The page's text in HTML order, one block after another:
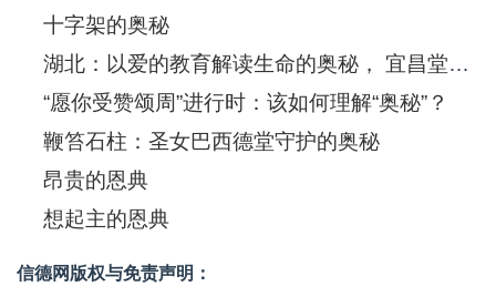
十字架的奥秘
湖北：以爱的教育解读生命的奥秘， 宜昌堂隆重庆祝圣体圣血节
“愿你受赞颂周”进行时：该如何理解“奥秘”？
鞭笞石柱：圣女巴西德堂守护的奥秘
昂贵的恩典
想起主的恩典
信德网版权与免责声明：